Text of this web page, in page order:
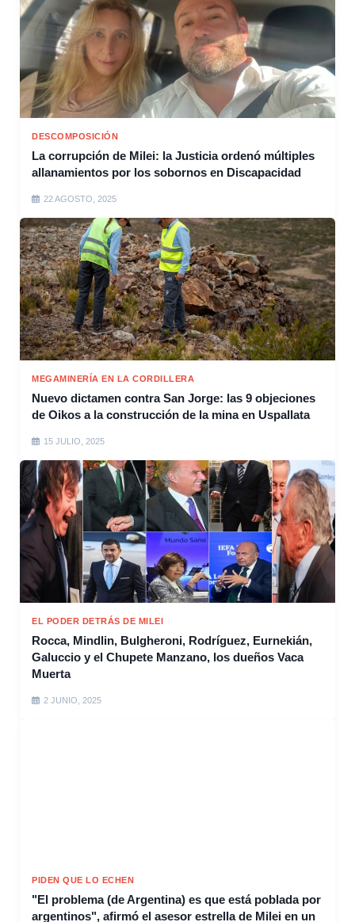
DESCOMPOSICIÓN
La corrupción de Milei: la Justicia ordenó múltiples
allanamientos por los sobornos en Discapacidad
22 AGOSTO, 2025
MEGAMINERÍA EN LA CORDILLERA
Nuevo dictamen contra San Jorge: las 9 objeciones
de Oikos a la construcción de la mina en Uspallata
15 JULIO, 2025
EL PODER DETRÁS DE MILEI
Rocca, Mindlin, Bulgheroni, Rodríguez, Eurnekián,
Galuccio y el Chupete Manzano, los dueños Vaca
Muerta
2 JUNIO, 2025
PIDEN QUE LO ECHEN
"El problema (de Argentina) es que está poblada por
argentinos", afirmó el asesor estrella de Milei en un